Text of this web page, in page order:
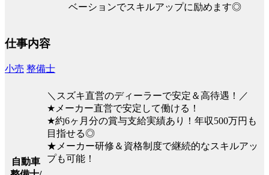
ベーションでスキルアップに励めます◎
仕事内容
小売 整備士
自動車
＼スズキ直営のディーラーで安定＆高待遇！／
★メーカー直営で安定して働ける！
★約6ヶ月分の賞与支給実績あり！年収500万円も
目指せる◎
★メーカー研修＆資格制度で継続的なスキルアッ
プも可能！